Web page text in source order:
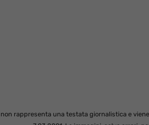
rappresenta una testata giornalistica e